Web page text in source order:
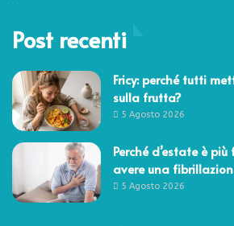
Post recenti
Fricy: perché tutti
sulla frutta?
5 Agosto 2026
Perché d’estate è
avere una
5 Agosto 2026